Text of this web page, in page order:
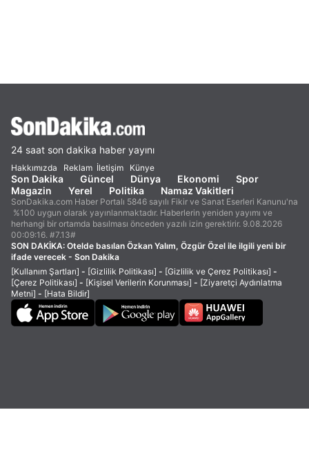
24 saat son dakika haber yayını
Hakkımızda Reklam İletişim Künye
Son Dakika Güncel Dünya Ekonomi
Spor
Magazin
Yerel Politika Namaz Vakitleri
SonDakika.com Haber Portalı 5846 sayılı Fikir ve Sanat Eserleri Kanunu'na
%100 uygun olarak yayınlanmaktadır. Haberlerin yeniden yayımı ve
herhangi bir ortamda basılması önceden yazılı izin gerektirir. 9.08.2026
00:09:16. #7.13#
SON DAKİKA: Otelde basılan Özkan Yalım, Özgür Özel ile ilgili yeni bir
ifade verecek - Son Dakika
[Kullanım Şartları] - [Gizlilik Politikası] - [Gizlilik ve Çerez Politikası] -
[Çerez Politikası] - [Kişisel Verilerin Korunması] - [Ziyaretçi Aydınlatma
Metni] - [Hata Bildir]